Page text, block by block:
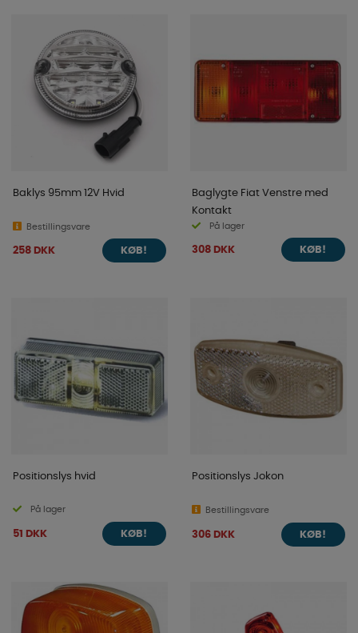
Baklys 95mm 12V Hvid
Bestillingsvare
258 DKK KØB!
Baglygte Fiat Venstre med
Kontakt
På lager
308 DKK KØB!
Positionslys hvid
På lager
51 DKK KØB!
Positionslys Jokon
Bestillingsvare
306 DKK KØB!